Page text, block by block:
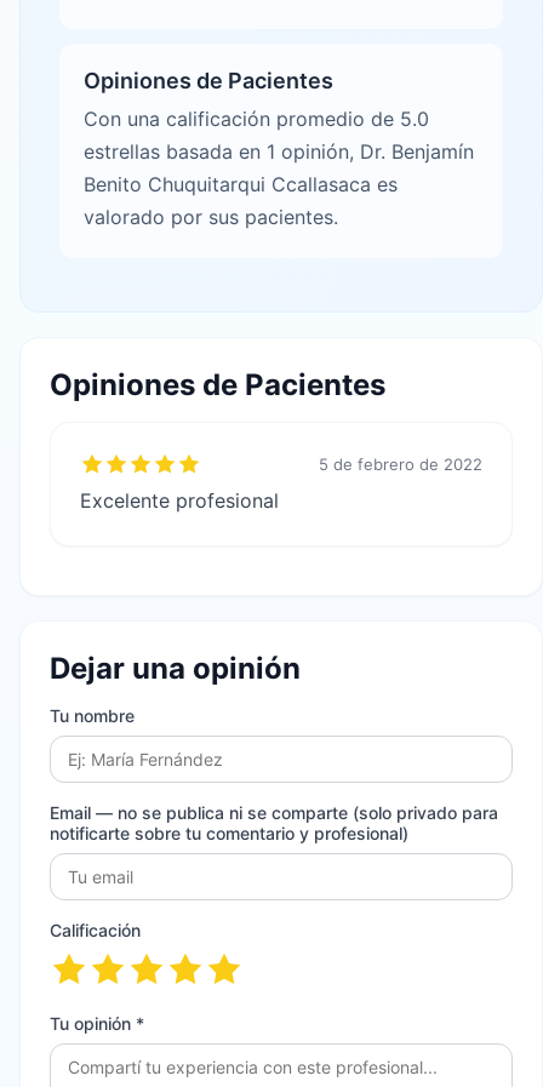
Opiniones de Pacientes
Con una calificación promedio de 5.0
estrellas basada en 1 opinión, Dr. Benjamín
Benito Chuquitarqui Ccallasaca es
valorado por sus pacientes.
Opiniones de Pacientes
5 de febrero de 2022
Excelente profesional
Dejar una opinión
Tu nombre
Email — no se publica ni se comparte (solo privado para
notificarte sobre tu comentario y profesional)
Calificación
Tu opinión *